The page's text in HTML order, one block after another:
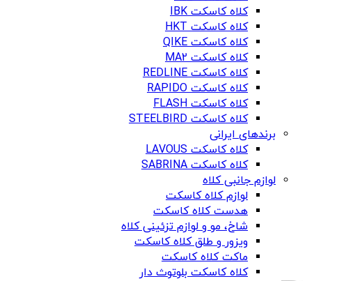
کلاه کاسکت IBK
کلاه کاسکت HKT
کلاه کاسکت QIKE
کلاه کاسکت MA2
کلاه کاسکت REDLINE
کلاه کاسکت RAPIDO
کلاه کاسکت FLASH
کلاه کاسکت STEELBIRD
برندهای ایرانی
کلاه کاسکت LAVOUS
کلاه کاسکت SABRINA
لوازم جانبی کلاه
لوازم کلاه کاسکت
هدست کلاه کاسکت
شاخ، مو و لوازم تزئینی کلاه
ویزور و طلق کلاه کاسکت
ماکت کلاه کاسکت
کلاه کاسکت بلوتوث دار